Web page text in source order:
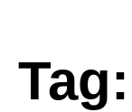
Tag: